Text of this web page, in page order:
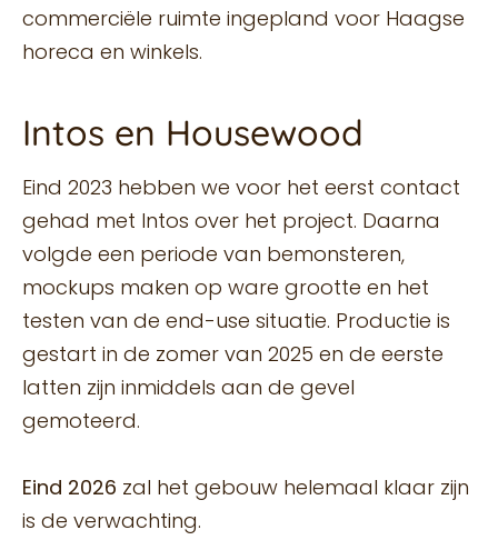
commerciële ruimte ingepland voor Haagse
horeca en winkels.
Intos en Housewood
Eind 2023 hebben we voor het eerst contact
gehad met Intos over het project. Daarna
volgde een periode van bemonsteren,
mockups maken op ware grootte en het
testen van de end-use situatie. Productie is
gestart in de zomer van 2025 en de eerste
latten zijn inmiddels aan de gevel
gemoteerd.
Eind 2026 zal het gebouw helemaal klaar zijn
is de verwachting.